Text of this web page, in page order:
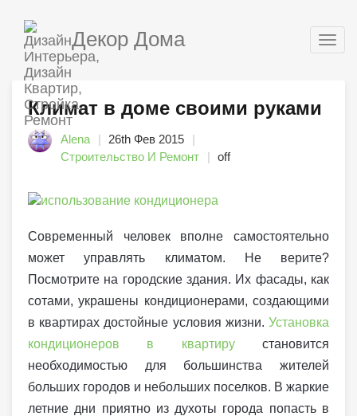
Декор Дома
Климат в доме своими руками
Alena
26th Фев 2015
Строительство И Ремонт
off
Современный человек вполне самостоятельно
может управлять климатом. Не верите?
Посмотрите на городские здания. Их фасады, как
сотами, украшены кондиционерами, создающими
в квартирах достойные условия жизни. Установка
кондиционеров в квартирустановится
необходимостью для большинства жителей
больших городов и небольших поселков. В жаркие
летние дни приятно из духоты города попасть в